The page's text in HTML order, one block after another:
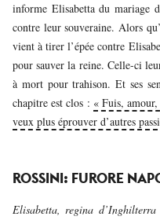
informe Elisabetta du mariage
contre leur souveraine. Alors
vient à tirer l’épée contre
pour sauver la reine. Celle-ci
à mort pour trahison. Et ses
chapitre est clos : « Fuis,
veux plus éprouver d’autres
ROSSINI: FURORE
Elisabetta, regina d’Inghilterra